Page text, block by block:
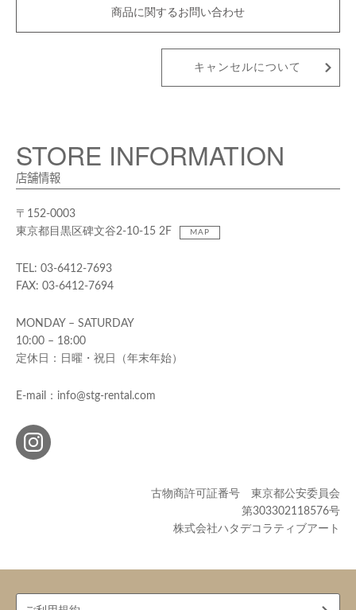
商品に関するお問い合わせ
キャンセルについて
STORE INFORMATION
店舗情報
〒152-0003
東京都目黒区碑文谷2-10-15 2F
MAP
TEL: 03-6412-7693
FAX: 03-6412-7694
MONDAY – SATURDAY
10:00 – 18:00
定休日：日曜・祝日（年末年始）
E-mail：info@stg-rental.com
古物商許可証番号 東京都公安委員会
第303302118576号
株式会社ハタデコラティブアート